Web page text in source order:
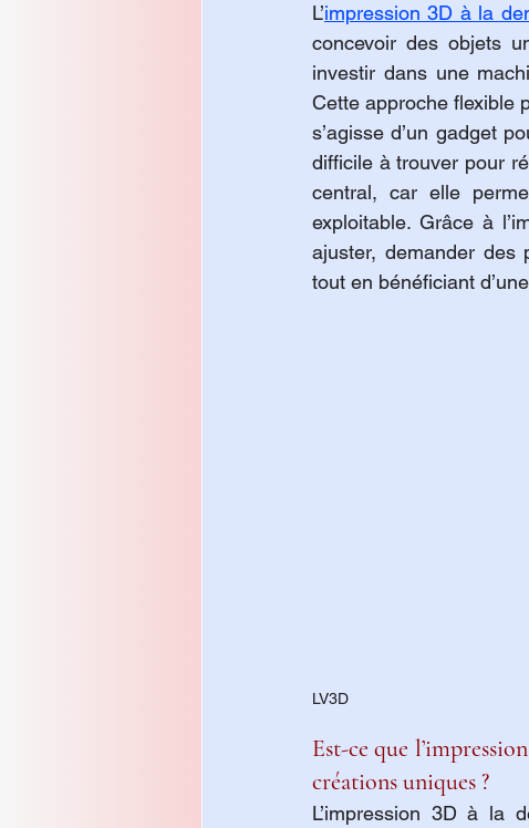
L’impression 3D à la
concevoir des objets
investir dans une
Cette approche flexible
s’agisse d’un gadget
difficile à trouver pour
central, car elle
exploitable. Grâce à
ajuster, demander des
tout en bénéficiant
LV3D
Est-ce que
créations uniques ?
L’impression 3D à la